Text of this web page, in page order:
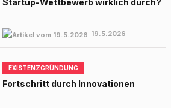
Startup-Wettbewerb wirklich durch?
19.5.2026
EXISTENZGRÜNDUNG
Fortschritt durch Innovationen